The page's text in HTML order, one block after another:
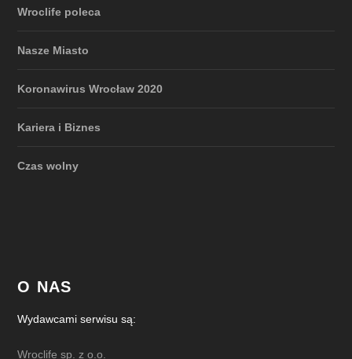
Wroclife poleca
Nasze Miasto
Koronawirus Wrocław 2020
Kariera i Biznes
Czas wolny
O NAS
Wydawcami serwisu są:
Wroclife sp. z o.o.